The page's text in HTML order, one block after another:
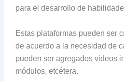
para el desarrollo de
Estas plataformas pueden ser
de acuerdo a la necesidad de
pueden ser agregados videos
módulos, etcétera.